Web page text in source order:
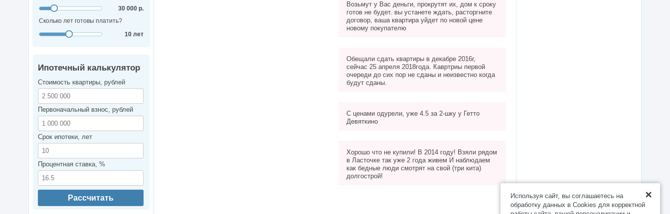
Возьмут у Вас деньги, прокрутят их, дом к сроку
готов не будет. вы устанете ждать, расторгните
договор, ваша квартира уйдет по новой цене
новому покупателю
Обещали сдать квартиры в декабре 2016г,
сейчас 25 апреля 2018года. Кавртриы первой
очереди до сих пор не сданы и неизвестно когда
будут сданы.
С ценами одурели, уже 4.5 за 2-шку у Гетто
Девяткино
Хорошо что не купили! В 2014 году! Взяли рядом
в Ласточке так уже 2 года живем И наблюдаем
как бедные люди смотрят на свой (три кита)
долгострой!
30 000 р.
Сколько лет готовы платить?
10 лет
Ипотечный калькулятор
Стоимость квартиры, рублей
Первоначальный взнос, рублей
Срок ипотеки, лет
Процентная ставка, %
Рассчитать
Используя сайт, вы соглашаетесь на
обработку данных в Cookies для корректной